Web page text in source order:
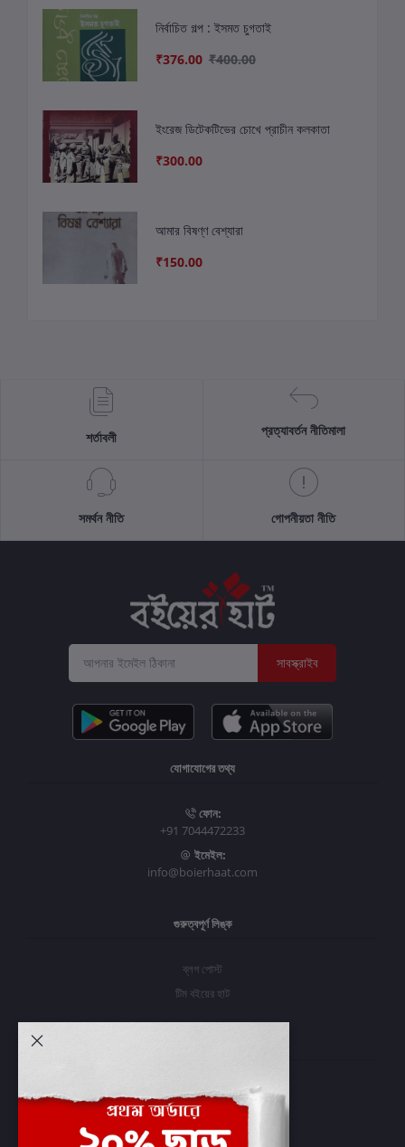
নির্বাচিত গল্প : ইসমত চুগতাই
₹376.00 ₹400.00
ইংরেজ ডিটেকটিভের চোখে প্রাচীন কলকাতা
₹300.00
আমার বিষণ্ণ বেশ্যারা
₹150.00
শর্তাবলী প্রত্যাবর্তন নীতিমালা
সমর্থন নীতি গোপনীয়তা নীতি
সাবস্ক্রাইব
যোগাযোগের তথ্য
ফোন:
+91 7044472233
ইমেইল:
info@boierhaat.com
গুরুত্বপূর্ণ লিঙ্ক
ব্লগ পোস্ট
টিম বইয়ের হাট
প্রবেশ করুন
অর্ডার ইতিহাস
আমার ইচ্ছাগুলি